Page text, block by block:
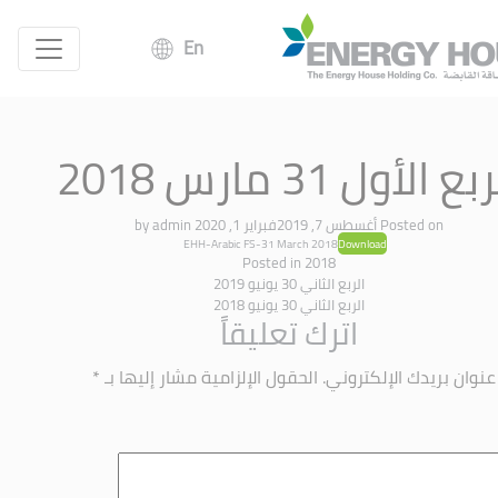
En
الأول 31 مارس 2018
Posted onأغسطس 7, 2019 فبراير 1, 2020 admin
EHH-Arabic FS-31 March 2018Download
Posted in 2018
الربع الثاني 30 يونيو 2019
الربع الثاني 30 يونيو 2018
اترك تعليقاً
بريدك الإلكتروني. الحقول الإلزامية مشار إليها بـ*